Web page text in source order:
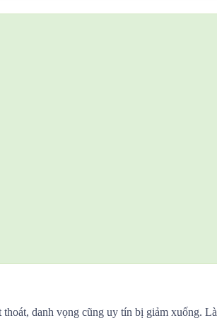
danh vọng cũng uy tín bị giảm xuống. Là